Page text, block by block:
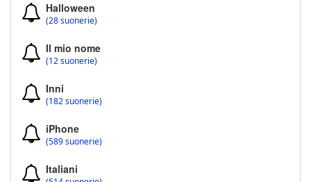
Halloween
(28 suonerie)
Il mio nome
(12 suonerie)
Inni
(182 suonerie)
iPhone
(589 suonerie)
Italiani